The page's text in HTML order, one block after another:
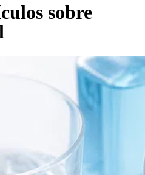
sobre